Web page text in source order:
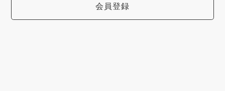
会員登録